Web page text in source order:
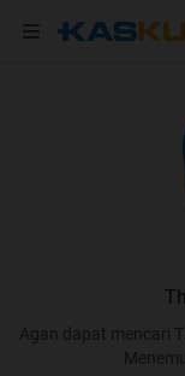
Agan dapat mencari